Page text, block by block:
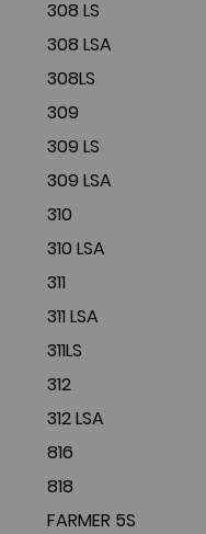
308 LS
308 LSA
308LS
309
309 LS
309 LSA
310
310 LSA
311
311 LSA
311LS
312
312 LSA
816
818
FARMER 5S